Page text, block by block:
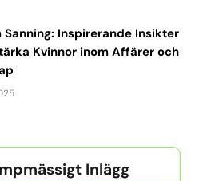
Sanning: Inspirerande Insikter
Kvinnor inom Affärer och
Inlägg